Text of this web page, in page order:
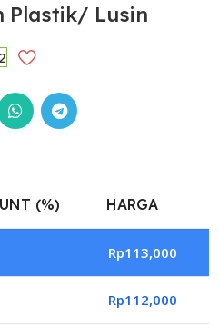
Plastik/ Lusin
(%) HARGA
Rp113,000
Rp112,000